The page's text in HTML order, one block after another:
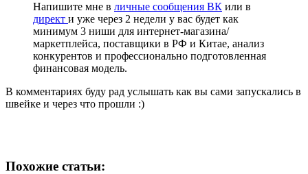
Напишите мне в личные сообщения ВК или в
директ и уже через 2 недели у вас будет как
минимум 3 ниши для интернет-магазина/
маркетплейса, поставщики в РФ и Китае, анализ
конкурентов и профессионально подготовленная
финансовая модель.
В комментариях буду рад услышать как вы сами запускались в
швейке и через что прошли :)
Похожие статьи: